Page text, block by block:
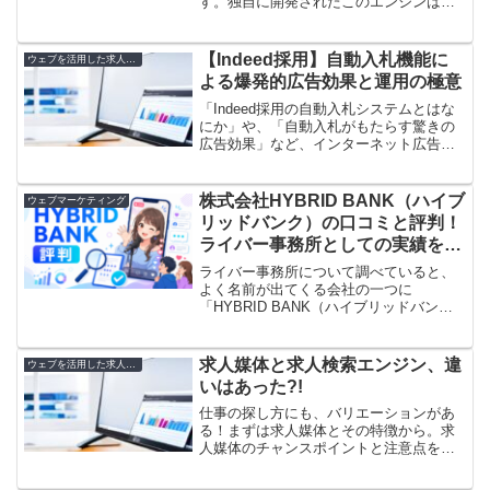
はしっかりレポート化されています。さ
らに、職場の掲示板...
ウェブを活用した求人方法
【Indeed採用】自動入札機能に
よる爆発的広告効果と運用の極意
「Indeed採用の自動入札システムとはな
にか」や、「自動入札がもたらす驚きの
広告効果」など、インターネット広告に
札機能の基礎知識から、広告運用の手間
を省く自動入札のメ...
ウェブマーケティング
株式会社HYBRID BANK（ハイブ
リッドバンク）の口コミと評判！
ライバー事務所としての実績を徹
底調査【PR】
ライバー事務所について調べていると、
よく名前が出てくる会社の一つに
「HYBRID BANK（ハイブリッドバン
会社ではないのか？」「所属すると何を
してくれるのか？」「17...
求人媒体と求人検索エンジン、違
いはあった?!
仕事の探し方にも、バリエーションがあ
る！まずは求人媒体とその特徴から。求
人媒体のチャンスポイントと注意点を解